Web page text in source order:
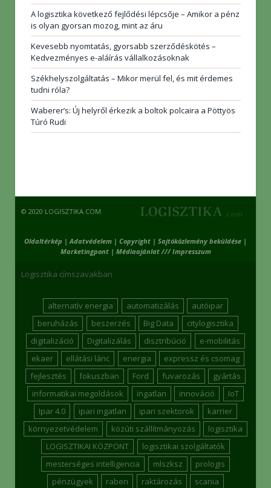
A logisztika következő fejlődési lépcsője – Amikor a pénz
is olyan gyorsan mozog, mint az áru
Kevesebb nyomtatás, gyorsabb szerződéskötés –
Kedvezményes e-aláírás vállalkozásoknak
Székhelyszolgáltatás – Mikor merül fel, és mit érdemes
tudni róla?
Waberer’s: Új helyről érkezik a boltok polcaira a Pöttyös
Túró Rudi
© 2020 LOGISZTIKA.COM
Oldaltérkép |Adatvédelem | Copyright | Sajtóközlemény beküldése |
Marketingpont| Médiaajánlat /// Impresszum
Logisztika címszavakban
alternatív energia automatizálás
autóipar
beruházás
beszerzés Big Data
citylogisztika
digitalizáció
Digitalizálás disztribúció
e-mobilitás
ekaer
ellátási lánc energia
expressz és csomag
fejlesztés
fokuszban Ford fuvarozás
gyártás
informatikai megoldások
ingatlan innováció
IoT
Ipar 4.0
ipari ingatlan ipari szektorok
karrier
környezetvédelem
közúti szállítmányozás
logisztika
LOGISZTIKAI KÖZPONT
logisztikai szolgáltatók
mesterséges intelligencia
mlszksz
prologis
pénzügyek
raben raktározás
scania